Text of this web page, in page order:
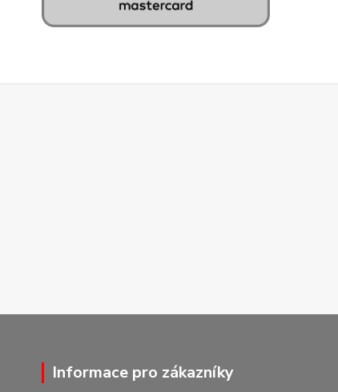
Informace pro zákazníky